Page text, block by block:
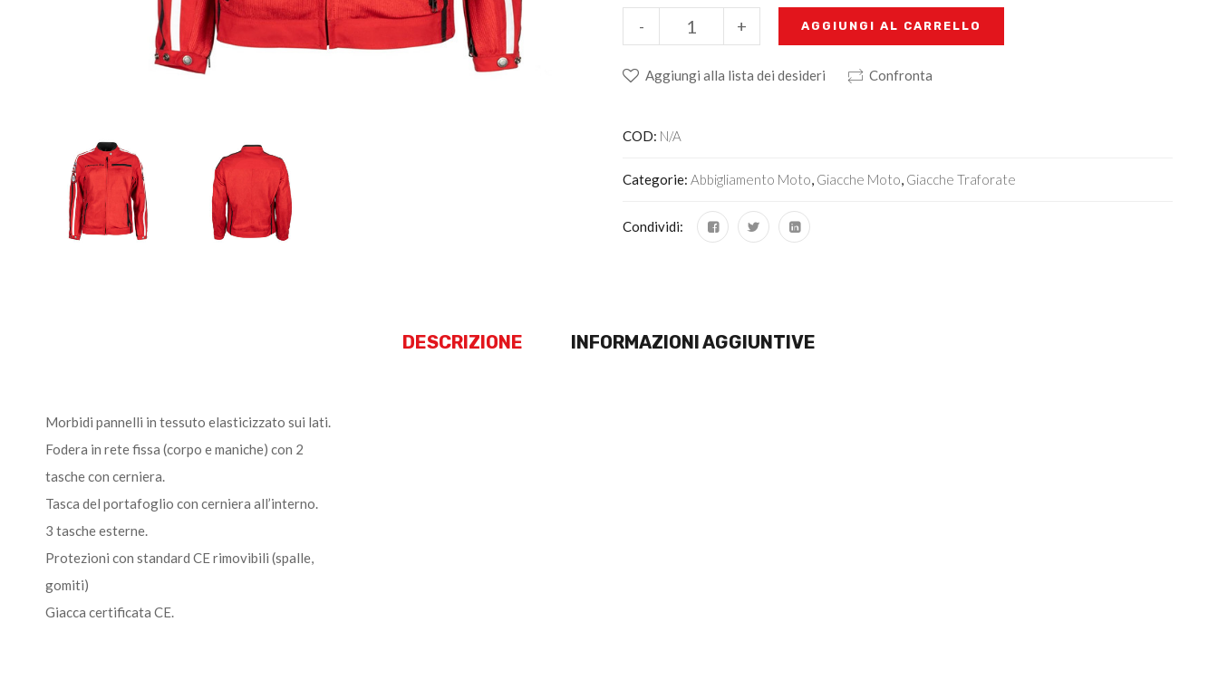
+
- AGGIUNGI AL CARRELLO
Aggiungi alla lista dei desideri Confronta
COD: N/A
Categorie: Abbigliamento Moto Giacche Moto Giacche Traforate
Condividi:
DESCRIZIONE INFORMAZIONI AGGIUNTIVE
Morbidi pannelli in tessuto elasticizzato sui lati.
Fodera in rete fissa (corpo e maniche) con 2
tasche con cerniera.
Tasca del portafoglio con cerniera all’interno.
3 tasche esterne.
Protezioni con standard CE rimovibili (spalle,
gomiti)
Giacca certificata CE.